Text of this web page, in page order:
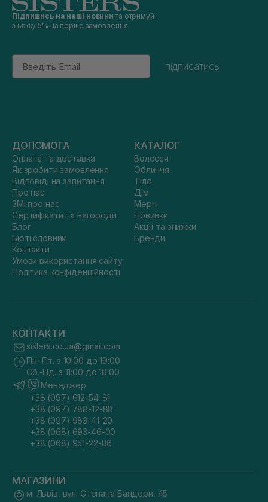
Підпишись на наші новини та отримуй
знижку 5% на перше замовлення
Email
підписатись
ДОПОМОГА
Оплата та доставка
Як зробити замовлення
Відповіді на запитання
Про нас
ЗМІ про нас
Сертифікати та нагороди
Блог
Бюті словник
Контакти
Умови використання сайту
Політика конфіденційності
КАТАЛОГ
Волосся
Обличчя
Тіло
Дім
Мерч
Новинки
Акції та знижки
Бренди
КОНТАКТИ
sisters.co.ua@gmail.com
Пн.-Пт. з 10:00 до 19:00
Сб.-Нд. з 11:00 до 18:00
Менеджер
+38 (097) 612-54-81
+38 (097) 788-12-88
+38 (097) 983-41-20
+38 (068) 693-46-00
+38 (068) 951-22-86
МАГАЗИНИ
м. Львів, вул. Степана Бандери, 45